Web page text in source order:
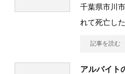
千葉県市川
れて死亡し
記事を読む
アルバイト